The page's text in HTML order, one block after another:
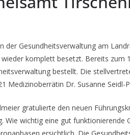
der Gesundheitsverwaltung am
komplett besetzt. Bereits zum
bestellt. Die
Medizinoberrätin Dr. Susanne Seidl-
gratulierte den neuen
Wie wichtig eine gut funktionierende